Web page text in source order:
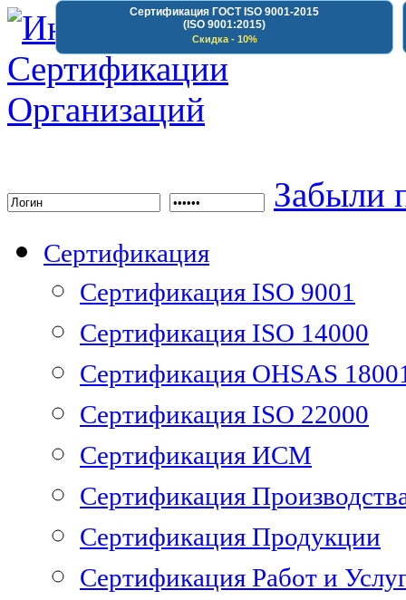
Сертификация ГОСТ ISO 9001-2015
(ISO 9001:2015)
Скидка - 10%
Забыли
Сертификация
Сертификация ISO 9001
Сертификация ISO 14000
Сертификация OHSAS
Сертификация ISO 22000
Сертификация ИСМ
Сертификация
Сертификация Продукции
Сертификация Работ и